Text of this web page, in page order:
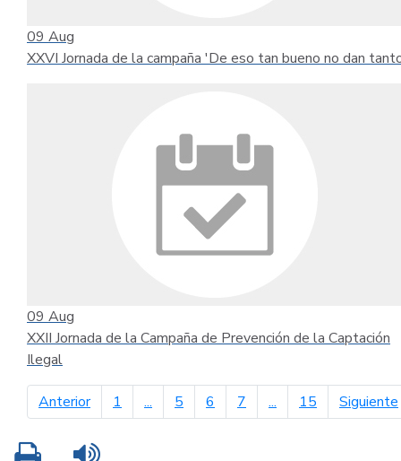
09 Aug
XXVI Jornada de la campaña 'De eso tan bueno no dan
09 Aug
XXII Jornada de la Campaña de Prevención de la Captación
Ilegal
Anteriorpágina anterior
1 ... 5 6 7 ... 15 Siguiente
Imprimir